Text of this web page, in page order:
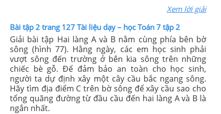
Xem lời giải
Bài tập 2 trang 127 Tài liệu dạy – học Toán 7 tập 2
Giải bài tập Hai làng A và B nằm cùng phía bên bờ
sông (hình 77). Hằng ngày, các em học sinh phải
vượt sông đến trường ở bên kia sông trên những
chiếc bè gỗ. Để đảm bảo an toàn cho học sinh,
người ta dự định xây một cây cầu bắc ngang sông.
Hãy tìm địa điểm C trên bờ sông để xây cầu sao cho
tổng quãng đường từ đầu cầu đến hai làng A và B là
ngắn nhất.